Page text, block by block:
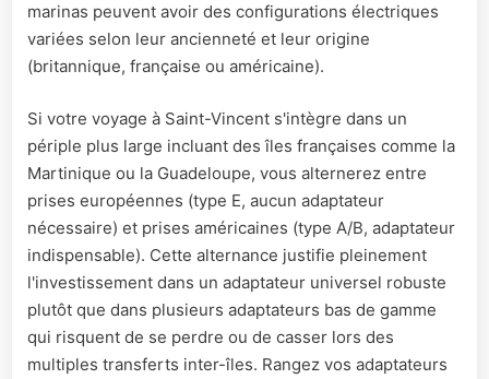
marinas peuvent avoir des configurations électriques
variées selon leur ancienneté et leur origine
(britannique, française ou américaine).
Si votre voyage à Saint-Vincent s'intègre dans un
périple plus large incluant des îles françaises comme la
Martinique ou la Guadeloupe, vous alternerez entre
prises européennes (type E, aucun adaptateur
nécessaire) et prises américaines (type A/B, adaptateur
indispensable). Cette alternance justifie pleinement
l'investissement dans un adaptateur universel robuste
plutôt que dans plusieurs adaptateurs bas de gamme
qui risquent de se perdre ou de casser lors des
multiples transferts inter-îles. Rangez vos adaptateurs